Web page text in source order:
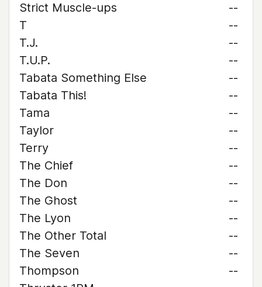
Strict Muscle-ups
--
T
--
T.J.
--
T.U.P.
--
Tabata Something Else
--
Tabata This!
--
Tama
--
Taylor
--
Terry
--
The Chief
--
The Don
--
The Ghost
--
The Lyon
--
The Other Total
--
The Seven
--
Thompson
--